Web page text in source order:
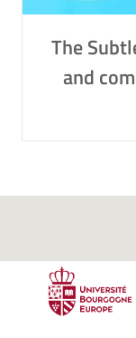
The
and